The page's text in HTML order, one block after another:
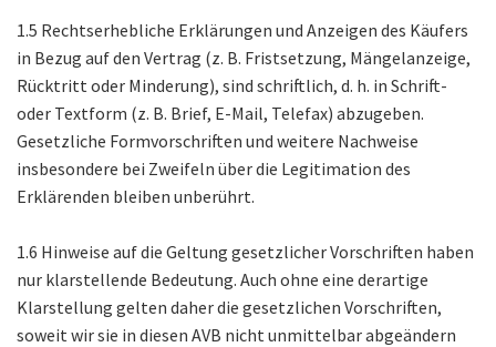
1.5 Rechtserhebliche Erklärungen und Anzeigen des Käufers
in Bezug auf den Vertrag (z. B. Fristsetzung, Mängelanzeige,
Rücktritt oder Minderung), sind schriftlich, d. h. in Schrift-
oder Textform (z. B. Brief, E-Mail, Telefax) abzugeben.
Gesetzliche Formvorschriften und weitere Nachweise
insbesondere bei Zweifeln über die Legitimation des
Erklärenden bleiben unberührt.
1.6 Hinweise auf die Geltung gesetzlicher Vorschriften haben
nur klarstellende Bedeutung. Auch ohne eine derartige
Klarstellung gelten daher die gesetzlichen Vorschriften,
soweit wir sie in diesen AVB nicht unmittelbar abgeändern